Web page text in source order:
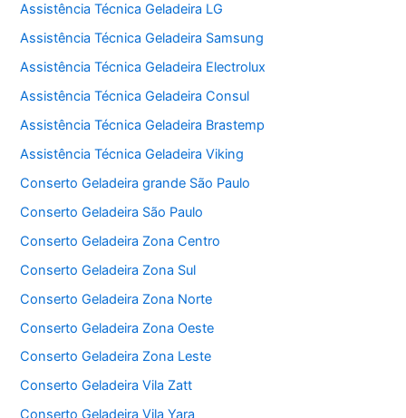
Assistência Técnica Geladeira LG
Assistência Técnica Geladeira Samsung
Assistência Técnica Geladeira Electrolux
Assistência Técnica Geladeira Consul
Assistência Técnica Geladeira Brastemp
Assistência Técnica Geladeira Viking
Conserto Geladeira grande São Paulo
Conserto Geladeira São Paulo
Conserto Geladeira Zona Centro
Conserto Geladeira Zona Sul
Conserto Geladeira Zona Norte
Conserto Geladeira Zona Oeste
Conserto Geladeira Zona Leste
Conserto Geladeira Vila Zatt
Conserto Geladeira Vila Yara